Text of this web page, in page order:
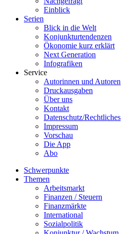
Einblick
Serien
Blick in die Welt
Konjunkturtendenzen
Ökonomie kurz erklärt
Next Generation
Infografiken
Service
Autorinnen und Autoren
Druckausgaben
Über uns
Kontakt
Datenschutz/Rechtliches
Impressum
Vorschau
Die App
Abo
Schwerpunkte
Themen
Arbeitsmarkt
Finanzen / Steuern
Finanzmärkte
International
Sozialpolitik